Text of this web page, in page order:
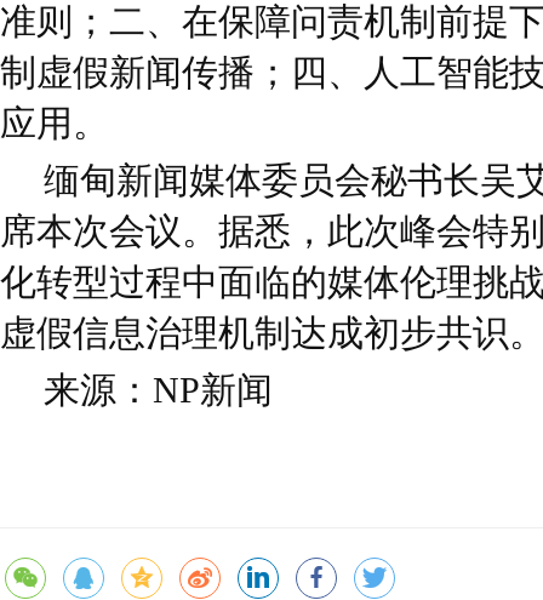
准则；二、在保障问责机制前提
制虚假新闻传播；四、人工智能
应用。
缅甸新闻媒体委员会秘书长吴
席本次会议。据悉，此次峰会特
化转型过程中面临的媒体伦理挑
虚假信息治理机制达成初步共识
来源：NP新闻